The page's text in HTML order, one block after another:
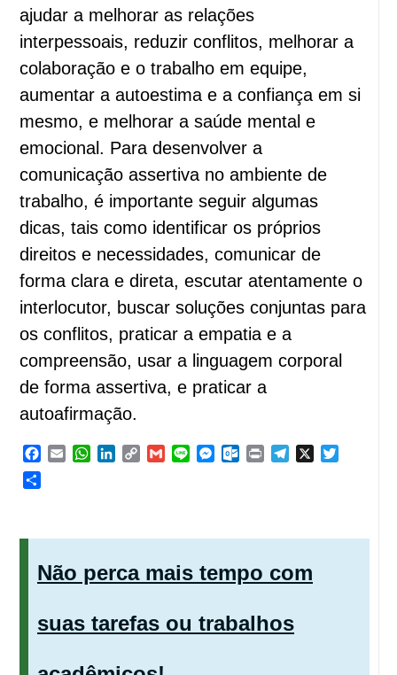
ajudar a melhorar as relações
interpessoais, reduzir conflitos, melhorar a
colaboração e o trabalho em equipe,
aumentar a autoestima e a confiança em si
mesmo, e melhorar a saúde mental e
emocional. Para desenvolver a
comunicação assertiva no ambiente de
trabalho, é importante seguir algumas
dicas, tais como identificar os próprios
direitos e necessidades, comunicar de
forma clara e direta, escutar atentamente o
interlocutor, buscar soluções conjuntas para
os conflitos, praticar a empatia e a
compreensão, usar a linguagem corporal
de forma assertiva, e praticar a
autoafirmação.
Facebook
EmailWhatsApp
LinkedIn
Copy GmailLine Messenger
Outlook.com
Print Telegram
Não perca mais tempo com
suas tarefas ou trabalhos